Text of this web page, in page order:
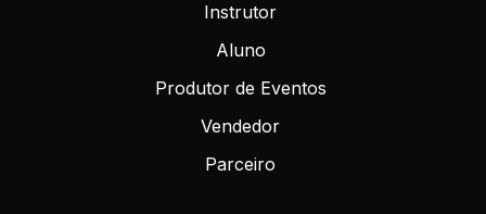
Instrutor
Aluno
Produtor de Eventos
Vendedor
Parceiro